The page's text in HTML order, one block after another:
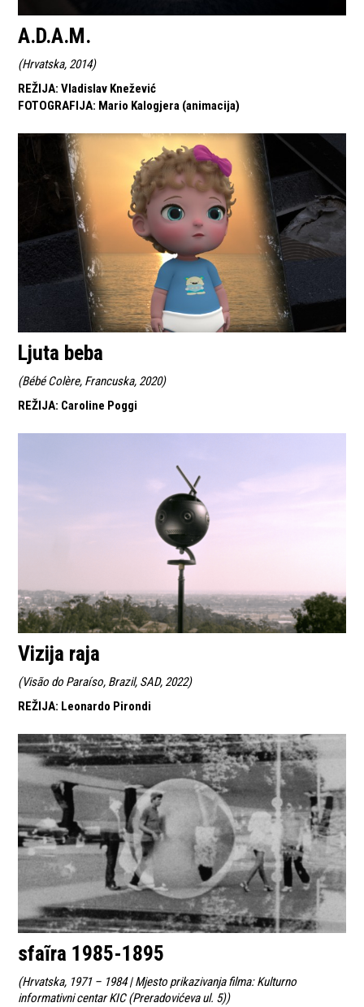
A.D.A.M.
(Hrvatska, 2014)
REŽIJA: Vladislav Knežević
FOTOGRAFIJA: Mario Kalogjera (animacija)
Ljuta beba
(Bébé Colère, Francuska, 2020)
REŽIJA: Caroline Poggi
Vizija raja
(Visão do Paraíso, Brazil, SAD, 2022)
REŽIJA: Leonardo Pirondi
sfaĩra 1985-1895
(Hrvatska, 1971 – 1984 | Mjesto prikazivanja filma: Kulturno
informativni centar KIC (Preradovićeva ul. 5))